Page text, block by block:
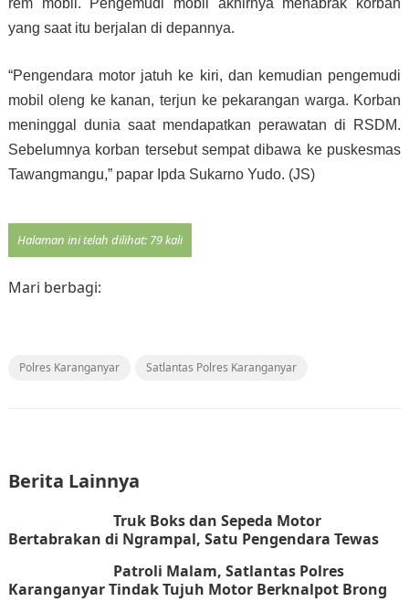
rem mobil. Pengemudi mobil akhirnya menabrak korban
yang saat itu berjalan di depannya.
“Pengendara motor jatuh ke kiri, dan kemudian pengemudi
mobil oleng ke kanan, terjun ke pekarangan warga. Korban
meninggal dunia saat mendapatkan perawatan di RSDM.
Sebelumnya korban tersebut sempat dibawa ke puskesmas
Tawangmangu,” papar Ipda Sukarno Yudo. (JS)
Halaman ini telah dilihat: 79 kali
Mari berbagi:
Polres Karanganyar Satlantas Polres Karanganyar
Berita Lainnya
Truk Boks dan Sepeda Motor
Bertabrakan di Ngrampal, Satu Pengendara Tewas
Patroli Malam, Satlantas Polres
Karanganyar Tindak Tujuh Motor Berknalpot Brong